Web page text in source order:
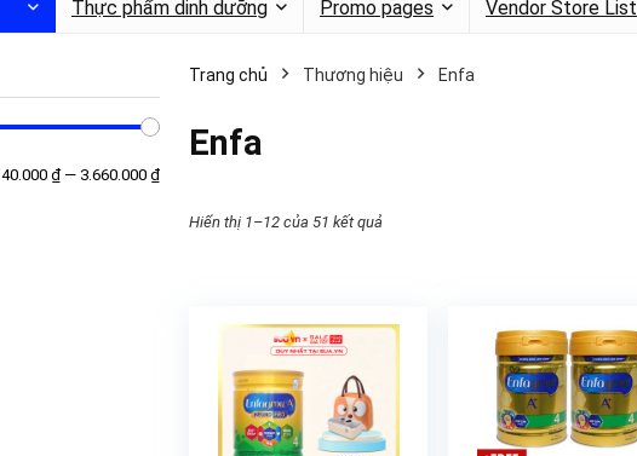
Thực phẩm dinh dưỡng Promo pages Vendor Store List
40.000 ₫— 3.660.000 ₫
Trang chủ Thương hiệu Enfa
Enfa
Hiển thị 1–12 của 51 kết quả